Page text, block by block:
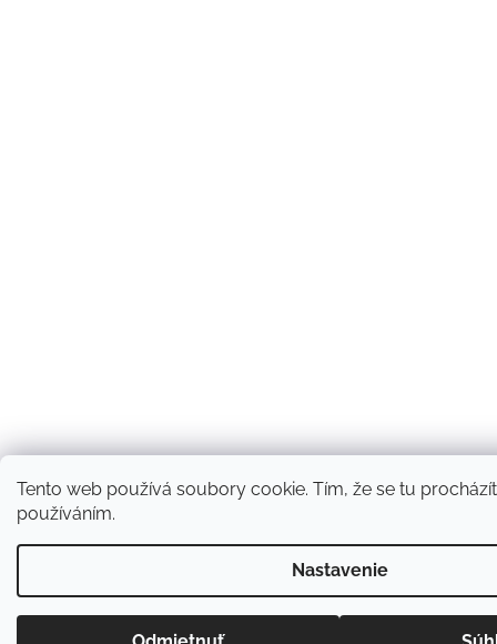
Tento web používá soubory cookie. Tím, že se tu
používáním.
Nastavenie